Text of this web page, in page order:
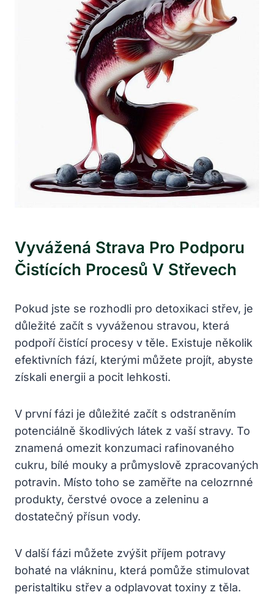
Vyvážená Strava Pro Podporu
Čistících Procesů V Střevech
Pokud jste se rozhodli pro detoxikaci střev, je
důležité začít s vyváženou stravou, která
podpoří čistící procesy v těle. Existuje několik
efektivních fází, kterými můžete projít, abyste
získali energii a pocit lehkosti.
V první fázi je důležité začít s odstraněním
potenciálně škodlivých látek z vaší stravy. To
znamená omezit konzumaci rafinovaného
cukru, bílé mouky a průmyslově zpracovaných
potravin. Místo toho se zaměřte na celozrnné
produkty, čerstvé ovoce a zeleninu a
dostatečný přísun vody.
V další fázi můžete zvýšit příjem potravy
bohaté na vlákninu, která pomůže stimulovat
peristaltiku střev a odplavovat toxiny z těla.